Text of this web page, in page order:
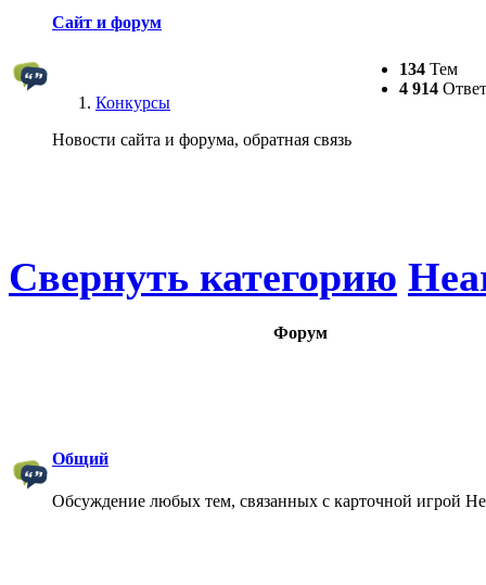
Сайт и форум
Конкурсы
Новости сайта и форума, обратная связь
134 Тем
4 914
Свернуть категорию
Форум
Общий
Обсуждение любых тем, связанных с карточной игрой